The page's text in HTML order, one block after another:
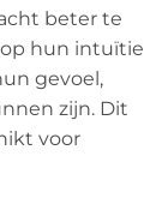
beter te
hun intuïtie
gevoel,
zijn. Dit
voor